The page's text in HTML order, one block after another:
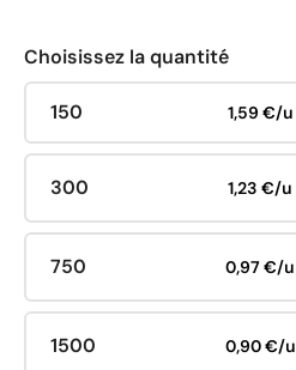
Choisissez la quantité
150 1,59 €/u
300 1,23 €/u
750 0,97 €/u
1500 0,90 €/u